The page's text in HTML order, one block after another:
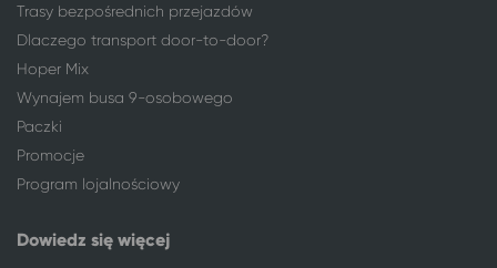
Łódź
Rewal
Łódź
Wisełka
Łódź
Łódź
Duszniki-Zdrój
Łódź
Łódź
Łódź
Dziwnówek
Łódź
Międzyzdroje
Trasy bezpośrednich przejazdów
Dlaczego transport door-to-door?
Hoper Mix
Wynajem busa 9-osobowego
Paczki
Promocje
Program lojalnościowy
Dowiedz się więcej